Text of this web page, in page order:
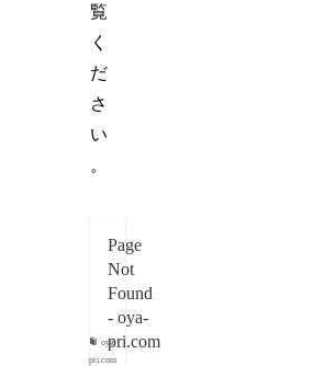
覧
く
だ
さ
い
。
oya-
pri.com
Page
Not
Found
- oya-
pri.com